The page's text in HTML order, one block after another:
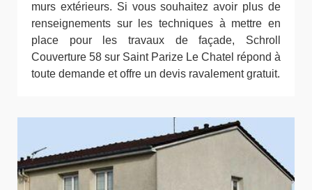
murs extérieurs. Si vous souhaitez avoir plus de
renseignements sur les techniques à mettre en
place pour les travaux de façade, Schroll
Couverture 58 sur Saint Parize Le Chatel répond à
toute demande et offre un devis ravalement gratuit.